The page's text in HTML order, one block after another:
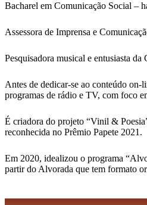
Bacharel em Comunicação Social –
Assessora de Imprensa e
Pesquisadora musical e entusiasta
Antes de dedicar-se ao conteúdo
programas de rádio e TV, com foco
É criadora do projeto “Vinil &
reconhecida no Prêmio Papete 2021.
Em 2020, idealizou o programa
partir do Alvorada que tem formato